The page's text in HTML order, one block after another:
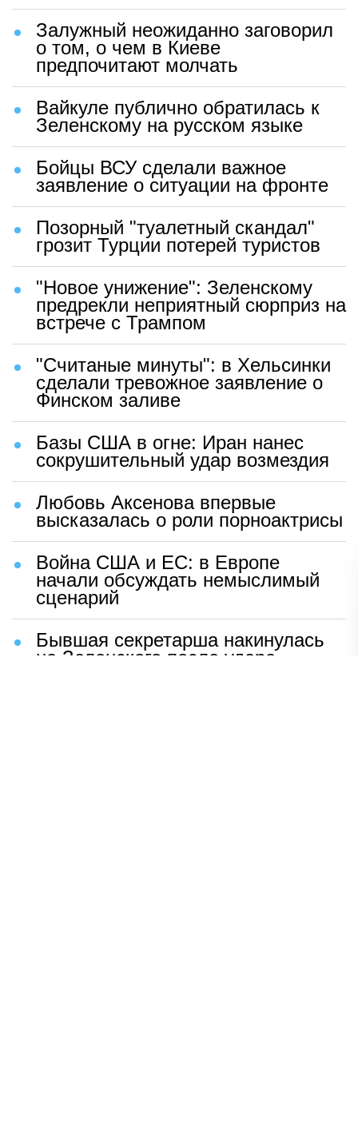
Залужный неожиданно заговорил
о том, о чем в Киеве
предпочитают молчать
Вайкуле публично обратилась к
Зеленскому на русском языке
Бойцы ВСУ сделали важное
заявление о ситуации на фронте
Позорный "туалетный скандал"
грозит Турции потерей туристов
"Новое унижение": Зеленскому
предрекли неприятный сюрприз на
встрече с Трампом
"Считаные минуты": в Хельсинки
сделали тревожное заявление о
Финском заливе
Базы США в огне: Иран нанес
сокрушительный удар возмездия
Любовь Аксенова впервые
высказалась о роли порноактрисы
Война США и ЕС: в Европе
начали обсуждать немыслимый
сценарий
Бывшая секретарша накинулась
на Зеленского после удара